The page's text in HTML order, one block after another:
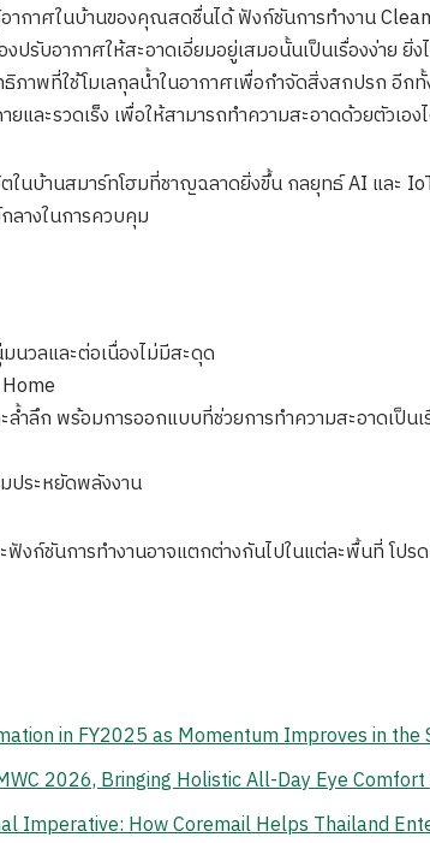
กาศในบ้านของคุณสดชื่นได้ ฟังก์ชันการทำงาน
ปรับอากาศให้สะอาดเอี่ยมอยู่เสมอนั้นเป็นเรื่องง่าย
าพที่ใช้โมเลกุลน้ำในอากาศเพื่อกำจัดสิ่งสกปรก อีก
ละรวดเร็ง เพื่อให้สามารถทำความสะอาดด้วยตัวเอ
นบ้านสมาร์ทโฮมที่ชาญฉลาดยิ่งขึ้น กลยุทธ์ AI และ
ลางในการควบคุม
นวลและต่อเนื่องไม่มีสะดุด
ลึก พร้อมการออกแบบที่ช่วยการทำความสะอาดเป็นเ
ระหยัดพลังงาน
ก์ชันการทำงานอาจแตกต่างกันไปในแต่ละพื้นที่ โปร
in FY2025 as Momentum Improves in the
2026, Bringing Holistic All-Day Eye
Imperative: How Coremail Helps Thailand